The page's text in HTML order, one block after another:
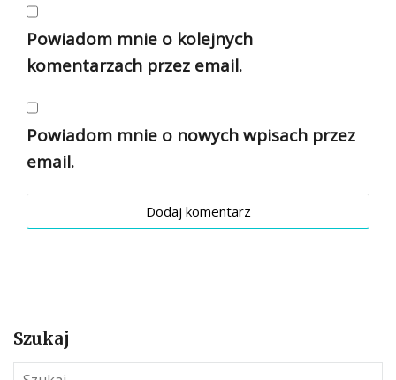
Powiadom mnie o kolejnych
komentarzach przez email.
Powiadom mnie o nowych wpisach przez
email.
Szukaj